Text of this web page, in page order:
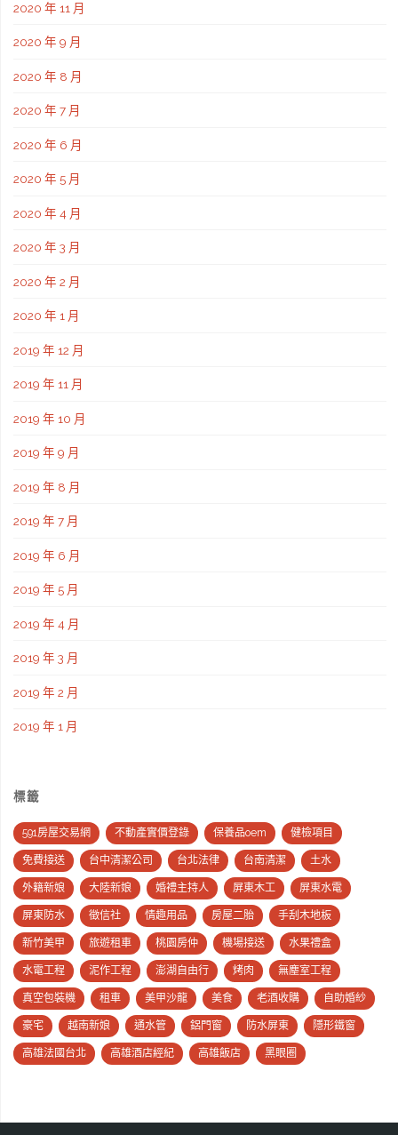
2020 年 11 月
2020 年 9 月
2020 年 8 月
2020 年 7 月
2020 年 6 月
2020 年 5 月
2020 年 4 月
2020 年 3 月
2020 年 2 月
2020 年 1 月
2019 年 12 月
2019 年 11 月
2019 年 10 月
2019 年 9 月
2019 年 8 月
2019 年 7 月
2019 年 6 月
2019 年 5 月
2019 年 4 月
2019 年 3 月
2019 年 2 月
2019 年 1 月
標籤
591房屋交易網 不動產實價登錄 保養品oem 健檢項目
免費接送 台中清潔公司 台北法律 台南清潔 土水
外籍新娘 大陸新娘 婚禮主持人 屏東木工 屏東水電
屏東防水 徵信社 情趣用品 房屋二胎 手刮木地板
新竹美甲 旅遊租車 桃園房仲 機場接送 水果禮盒
水電工程 泥作工程 澎湖自由行 烤肉 無塵室工程
真空包裝機 租車 美甲沙龍 美食 老酒收購 自助婚紗
豪宅 越南新娘 通水管 鋁門窗 防水屏東 隱形鐵窗
高雄法國台北 高雄酒店經紀 高雄飯店 黑眼圈